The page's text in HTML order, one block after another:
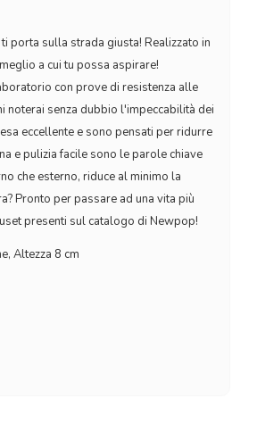
porta sulla strada giusta! Realizzato in
a cui tu possa aspirare!
con prove di resistenza alle
noterai senza dubbio l'impeccabilità dei
eccellente e sono pensati per ridurre
e pulizia facile sono le parole chiave
che esterno, riduce al minimo la
Pronto per passare ad una vita più
presenti sul catalogo di Newpop!
Altezza 8 cm